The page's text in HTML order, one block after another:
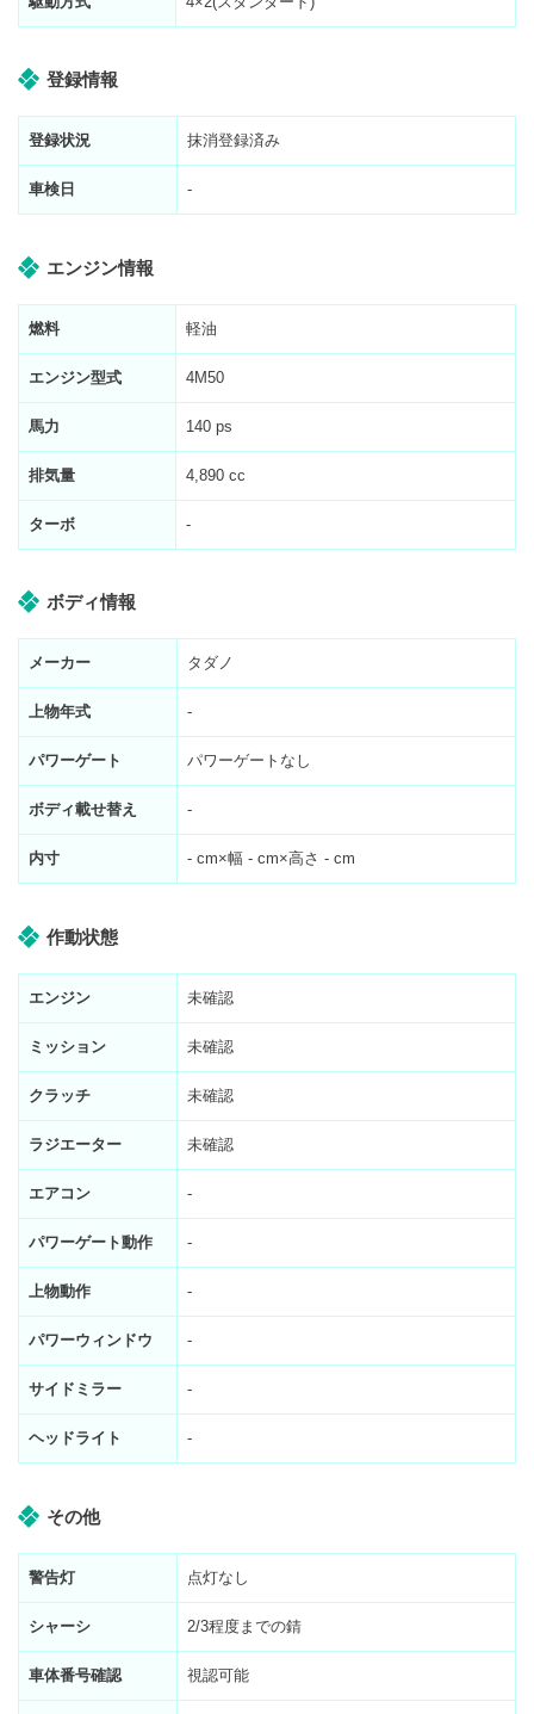
登録情報
登録状況 抹消登録済み
車検日 -
エンジン情報
燃料 軽油
エンジン型式 4M50
馬力 140 ps
排気量 4,890 cc
ターボ -
ボディ情報
メーカー タダノ
上物年式 -
パワーゲート パワーゲートなし
ボディ載せ替え -
内寸 - cm×幅 - cm×高さ - cm
作動状態
エンジン 未確認
ミッション 未確認
クラッチ 未確認
ラジエーター 未確認
エアコン -
パワーゲート動作 -
上物動作 -
パワーウィンドウ -
サイドミラー -
ヘッドライト -
その他
警告灯 点灯なし
シャーシ 2/3程度までの錆
車体番号確認 視認可能